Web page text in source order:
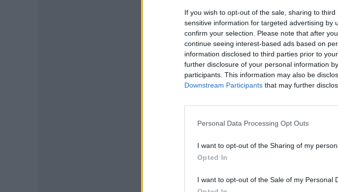
If you wish to opt-out of the sale, sharing to
sensitive information for targeted advertising by
confirm your selection. Please note that after
continue seeing interest-based ads based on
information disclosed to third parties prior to
further disclosure of your personal information
participants. This information may also be
Downstream Participants that may further
Personal Data Processing Opt Outs
I want to opt-out of the Sharing of my
Opted In
I want to opt-out of the Sale of my Personal